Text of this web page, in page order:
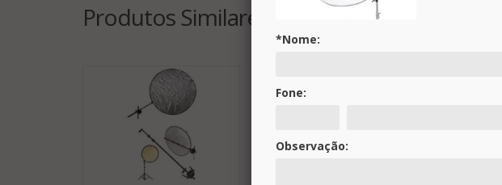
Produtos Similares
*Nome:
Fone:
Observação: